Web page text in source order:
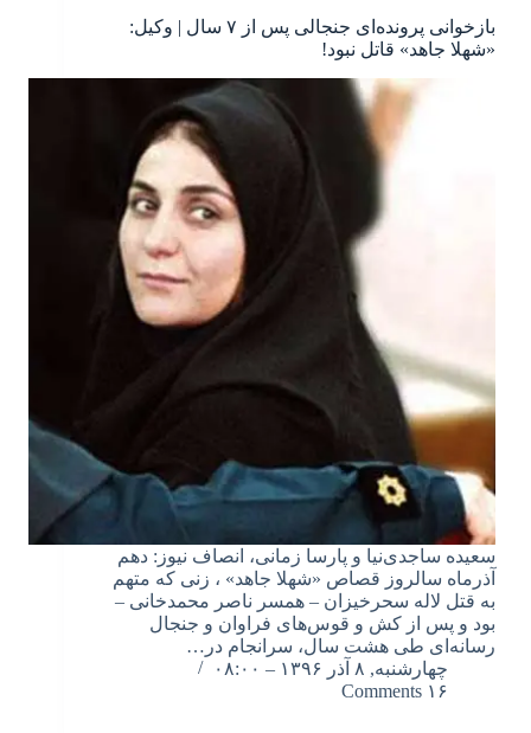
بازخوانی پرونده‌ای جنجالی پس از ۷ سال | وکیل:
«شهلا جاهد» قاتل نبود!
سعیده ساجدی‌نیا و پارسا زمانی، انصاف نیوز: دهم
آذرماه سالروز قصاص «شهلا جاهد» ، زنی که متهم
به قتل لاله سحرخیزان – همسر ناصر محمدخانی –
بود و پس از کش و قوس‌های فراوان و جنجال
رسانه‌ای طی هشت سال، سرانجام در…
چهارشنبه, ۸ آذر ۱۳۹۶ – ۰۸:۰۰
۱۶ Comments